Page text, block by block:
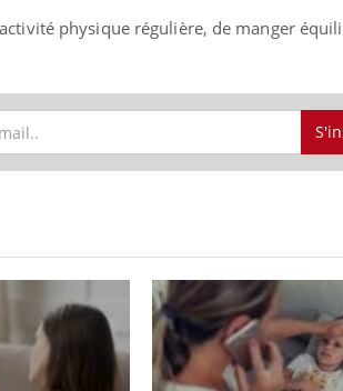
physique régulière, de manger